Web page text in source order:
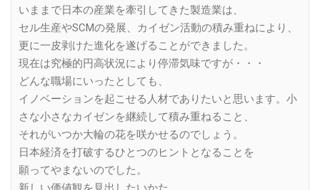
いままで日本の産業を牽引してきた製造業は、
セル生産やSCMの発展、カイゼン活動の積み重ねにより、
更に一皮剥けた進化を遂げることができました。
現在は究極的円高状況により停滞気味ですが・・・
どんな職場にいったとしても、
イノベーションを起こせる人材でありたいと思います。小
さな小さなカイゼンを継続して積み重ねること、
それがいつか大輪の花を咲かせるのでしょう。
日本経済を打破するひとつのヒントとなることを
願ってやまないのでした。